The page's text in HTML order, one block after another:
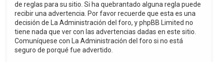
de reglas para su sitio. Si ha quebrantado alguna regla puede
recibir una advertencia. Por favor recuerde que esta es una
decisión de La Administración del foro, y phpBB Limited no
tiene nada que ver con las advertencias dadas en este sitio.
Comuníquese con La Administración del foro si no está
seguro de porqué fue advertido.